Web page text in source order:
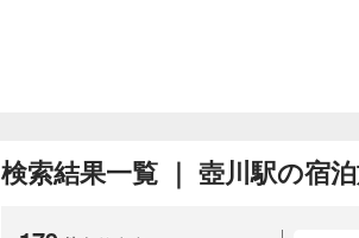
検索結果一覧 ｜ 壺川駅の宿